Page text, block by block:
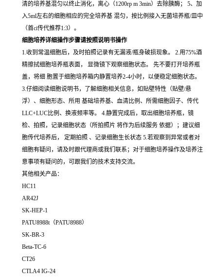
清的培养基混匀以终止消化，离心（1200rp m 3min）去除胰酶； 5、加
入5ml左右的细胞相应的完全培养基 混匀，按比例接入无菌培养瓶/皿中
（首ci传代推荐1:3）。
细胞培养详细操作步骤请按照说明书操作
1.收到常温细胞后，及时拍照记录有无漏液/瓶身破损现象。 2.用75%酒
精擦拭细胞培养瓶表面， 显微镜下观察细胞状态。 先不要打开培养瓶
盖，将细 胞置于细胞培养箱内静置培养2-4小时，以便稳定细胞状态。
3.仔细阅读细胞说明书，了解细胞相关信息，如贴壁特性（贴壁/悬
浮）、细胞形态、所用 基础培养基、血清比例、所需细胞因子、传代
LLC+LUC比例、换液频率等。 4.静置完成后，取出细胞培养瓶，镜
检、拍照，记录细胞状态（所拍照片 将作为后续服务 依据）；建议细
胞传代培养后， 定期拍照 、记录细胞生长状态 5.若观察到异常或者对
细胞有疑问，请及时跟代理商或我们联系；对于细胞培养操作及培养注
意事项有疑问的，可跟我们的技术支持交流。
其他相关产品：
HC11
AR42J
SK-HEP-1
PATU8988t（PATU8988）
SK-BR-3
Beta-TC-6
CT26
CTLA4 IG-24